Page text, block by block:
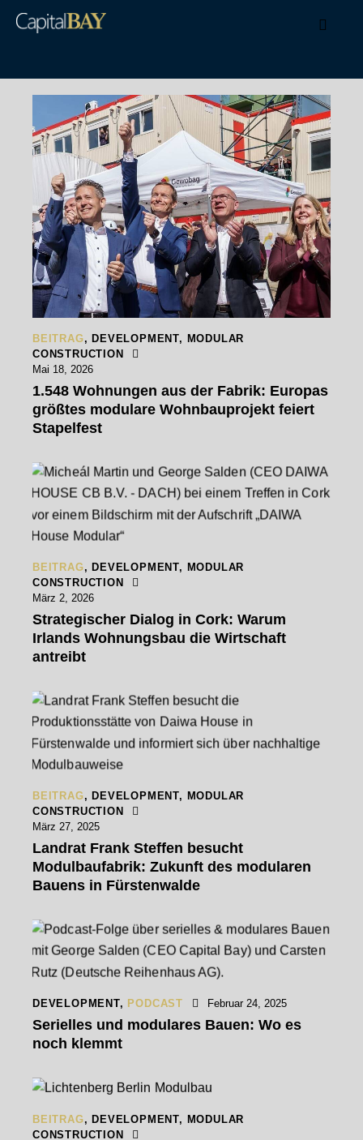
BEITRAG,DEVELOPMENT, MODULAR
CONSTRUCTION
Mai 18, 2026
1.548 Wohnungen aus der Fabrik: Europas
größtes modulare Wohnbauprojekt feiert
Stapelfest
BEITRAG,DEVELOPMENT, MODULAR
CONSTRUCTION
März 2, 2026
Strategischer Dialog in Cork: Warum
Irlands Wohnungsbau die Wirtschaft
antreibt
BEITRAG,DEVELOPMENT, MODULAR
CONSTRUCTION
März 27, 2025
Landrat Frank Steffen besucht
Modulbaufabrik: Zukunft des modularen
Bauens in Fürstenwalde
DEVELOPMENT, PODCAST Februar 24, 2025
Serielles und modulares Bauen: Wo es
noch klemmt
BEITRAG,DEVELOPMENT, MODULAR
CONSTRUCTION